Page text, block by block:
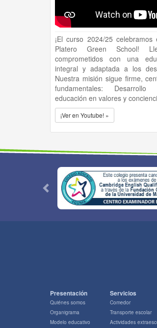
¡El curso 2024/25 celebramos
Platero Green School!
comprometidos con una
integral y adaptada a los
Nuestra misión sigue firme,
fundamentales: Desarrollo
educación en valores y
¡Ver en Youtube! »
Presentación
Quiénes somos
Organigrama
Modelo educativo
Servicios
Comedor
Transporte escolar
Actividades